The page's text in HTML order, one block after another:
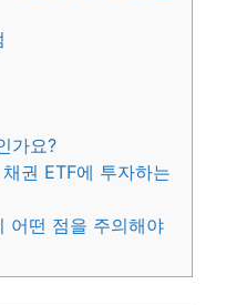
가요?
권 ETF에 투자하는
어떤 점을 주의해야